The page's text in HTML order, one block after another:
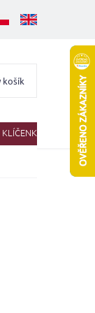
košík
KLÍČENKY